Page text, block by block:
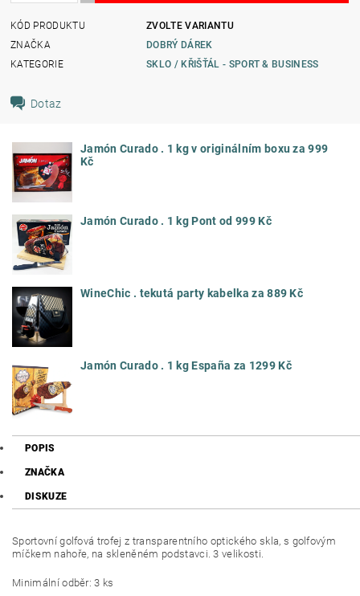
KÓD PRODUKTU
ZVOLTE VARIANTU
ZNAČKA
DOBRÝ DÁREK
KATEGORIE
SKLO / KŘIŠŤÁL - SPORT & BUSINESS
Dotaz
Jamón Curado . 1 kg v originálním boxu za 999
Kč
Jamón Curado . 1 kg Pont od 999 Kč
WineChic . tekutá party kabelka za 889 Kč
Jamón Curado . 1 kg España za 1299 Kč
POPIS
ZNAČKA
DISKUZE
Sportovní golfová trofej z transparentního optického skla, s golfovým
míčkem nahoře, na skleněném podstavci. 3 velikosti.
Minimální odběr: 3 ks